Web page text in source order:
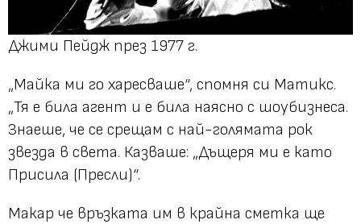
Джими Пейдж през 1977 г.
„Майка ми го харесваше“, спомня си Матикс.
„Тя е била агент и е била наясно с шоубизнеса.
Знаеше, че се срещам с най-голямата рок
звезда в света. Казваше: „Дъщеря ми е като
Присила (Пресли)“.
Макар че връзката им в крайна сметка ще